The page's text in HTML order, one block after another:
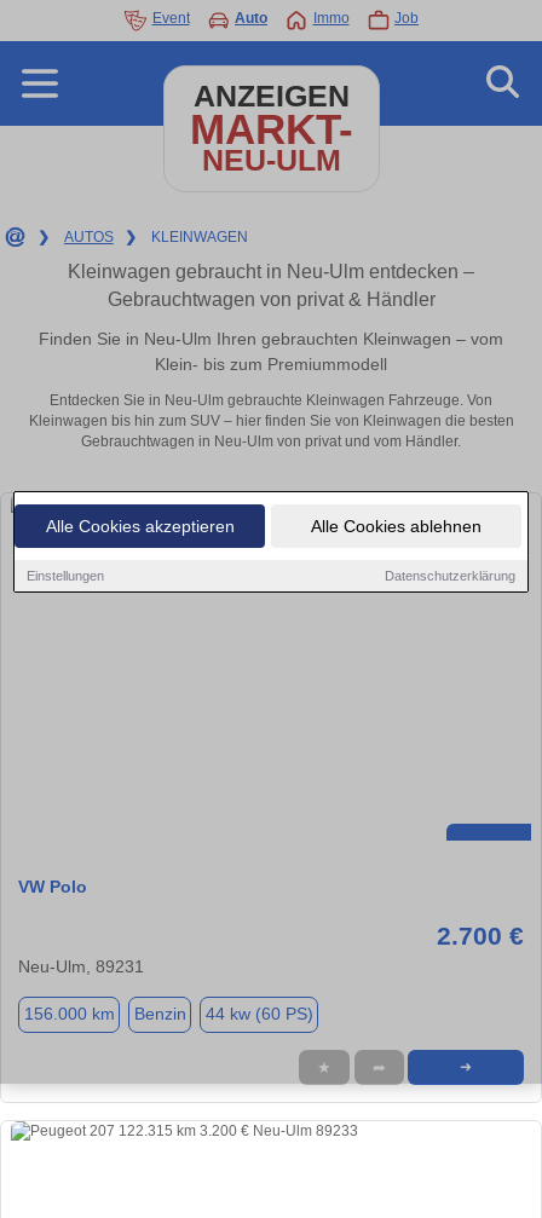
Alle Cookies akzeptieren Alle Cookies ablehnen
Einstellungen Datenschutzerklärung
Event Auto Immo Job
ANZEIGEN
MARKT-
NEU-ULM
❯ AUTOS ❯ KLEINWAGEN
Kleinwagen gebraucht in Neu-Ulm entdecken –
Gebrauchtwagen von privat & Händler
Finden Sie in Neu-Ulm Ihren gebrauchten Kleinwagen – vom
Klein- bis zum Premiummodell
Entdecken Sie in Neu-Ulm gebrauchte Kleinwagen Fahrzeuge. Von
Kleinwagen bis hin zum SUV – hier finden Sie von Kleinwagen die besten
Gebrauchtwagen in Neu-Ulm von privat und vom Händler.
VW Polo
2.700 €
Neu-Ulm, 89231
156.000 km Benzin 44 kw (60 PS)
★ ➦ ➜